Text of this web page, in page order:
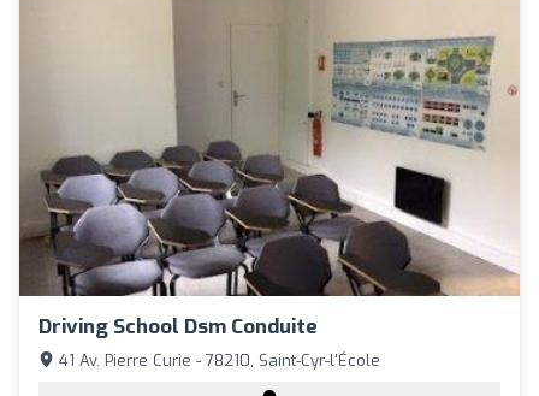
Driving School Dsm Conduite
41 Av. Pierre Curie - 78210, Saint-Cyr-l'École